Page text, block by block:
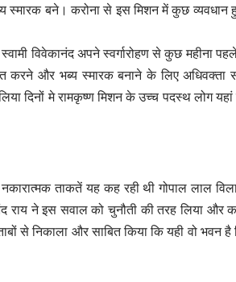
स्मारक बने। करोना से इस मिशन में कुछ
स्वामी विवेकानंद अपने स्वर्गारोहण से कुछ
करने और भब्य स्मारक बनाने के लिए अधिवक्ता
दिनों मे रामकृष्ण मिशन के उच्च पदस्थ लोग यहां
ताकतें यह कह रही थी गोपाल लाल
राय ने इस सवाल को चुनौती की तरह लिया और
से निकाला और साबित किया कि यही वो भवन